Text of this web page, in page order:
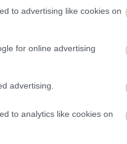
to advertising like cookies on
for online advertising
advertising.
to analytics like cookies on